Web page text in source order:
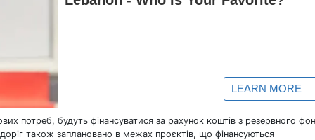
потреб, будуть фінансуватися за рахунок коштів з резервного
також заплановано в межах проєктів, що фінансуються